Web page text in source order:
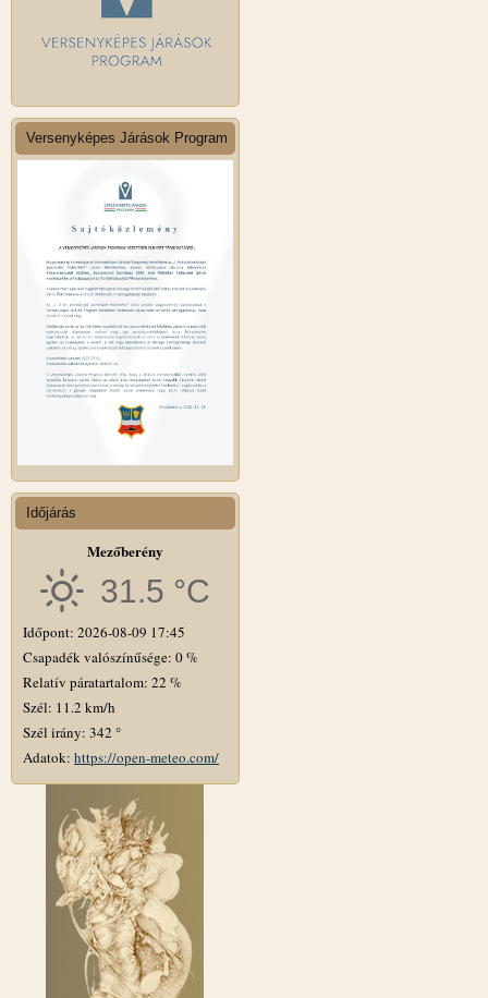
Versenyképes Járások Program
Időjárás
Mezőberény
31.5 °C
Időpont: 2026-08-09 17:45
Csapadék valószínűsége: 0 %
Relatív páratartalom: 22 %
Szél: 11.2 km/h
Szél irány: 342 °
Adatok: https://open-meteo.com/